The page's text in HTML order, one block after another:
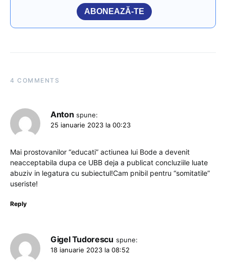
ABONEAZĂ-TE
4 COMMENTS
Anton spune:
25 ianuarie 2023 la 00:23
Mai prostovanilor “educati” actiunea lui Bode a devenit
neacceptabila dupa ce UBB deja a publicat concluziile luate
abuziv in legatura cu subiectul!Cam pnibil pentru “somitatile”
useriste!
Reply
Gigel Tudorescu spune:
18 ianuarie 2023 la 08:52